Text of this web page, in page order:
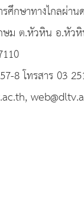
ศึกษาทางไกลผ่าน
ษม ต.หัวหิน อ.หัว
8 โทรสาร 03